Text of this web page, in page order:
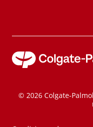
© 2026 Colgate-